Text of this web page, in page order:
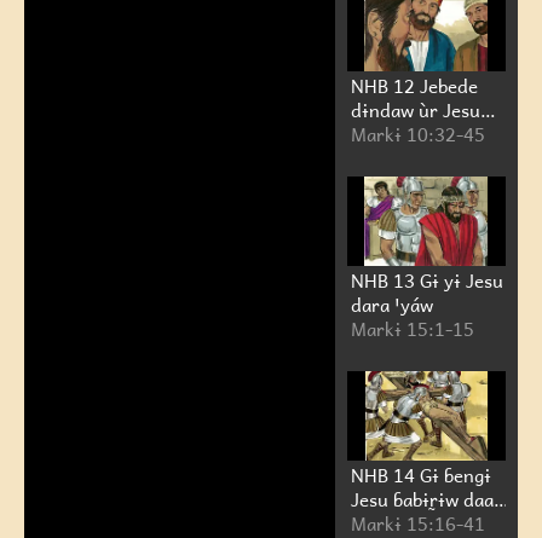
NHB 12 Jebede
dɨndaw ùr Jesu
mani
Markɨ 10:32-45
NHB 13 Gɨ yɨ Jesu
dara ꞌyáw
Markɨ 15:1-15
NHB 14 Gɨ ɓengɨ
Jesu ɓabɨr̰ɨw daa
habda gɨ dagɨla
Markɨ 15:16-41